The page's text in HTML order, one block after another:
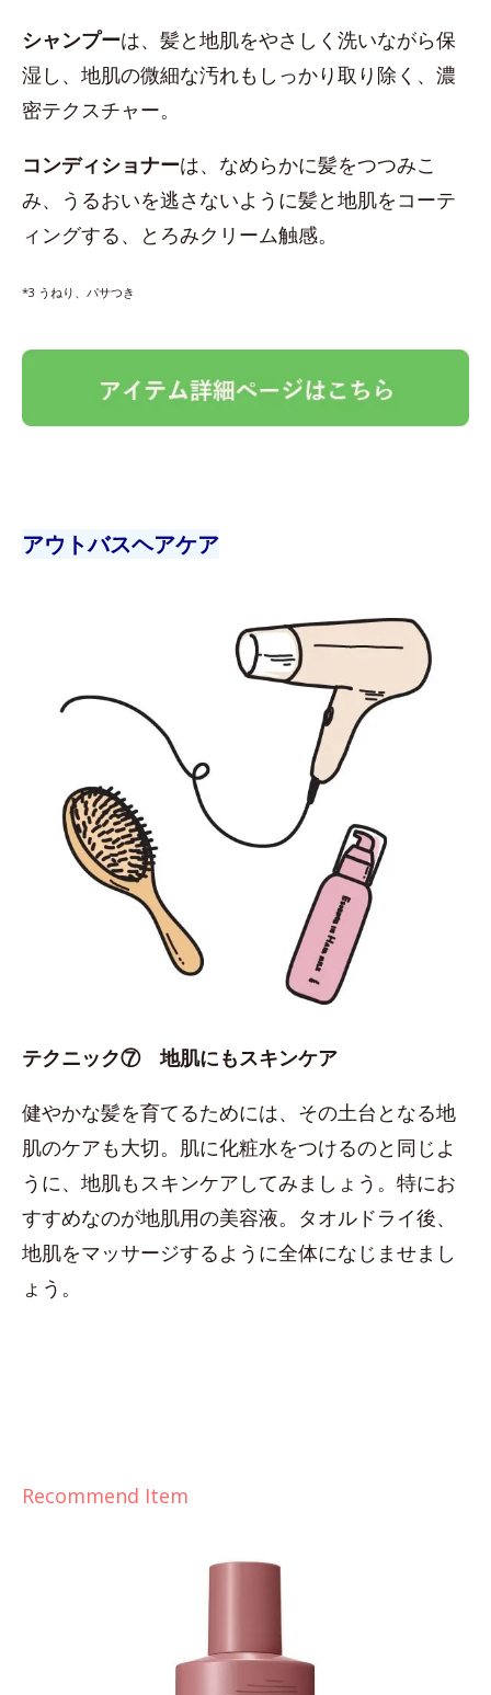
シャンプーは、髪と地肌をやさしく洗いながら保
湿し、地肌の微細な汚れもしっかり取り除く、濃
密テクスチャー。
コンディショナーは、なめらかに髪をつつみこ
み、うるおいを逃さないように髪と地肌をコーテ
ィングする、とろみクリーム触感。
*3 うねり、パサつき
アウトバスヘアケア
テクニック⑦ 地肌にもスキンケア
健やかな髪を育てるためには、その土台となる地
肌のケアも大切。肌に化粧水をつけるのと同じよ
うに、地肌もスキンケアしてみましょう。特にお
すすめなのが地肌用の美容液。タオルドライ後、
地肌をマッサージするように全体になじませまし
ょう。
Recommend Item